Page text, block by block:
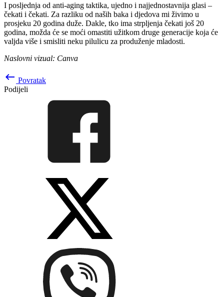
I posljednja od anti-aging taktika, ujedno i najjednostavnija glasi –
čekati i čekati. Za razliku od naših baka i djedova mi živimo u
prosjeku 20 godina duže. Dakle, tko ima strpljenja čekati još 20
godina, možda će se moći omastiti užitkom druge generacije koja će
valjda više i smisliti neku pilulicu za produženje mladosti.
Naslovni vizual: Canva
keyboard_backspace Povratak
Podijeli